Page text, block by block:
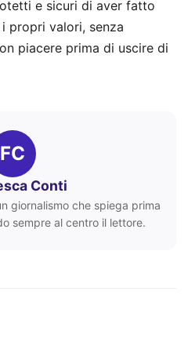
e sicuri di aver fatto
propri valori, senza
piacere prima di uscire di
FC
Conti
giornalismo che spiega prima
sempre al centro il lettore.